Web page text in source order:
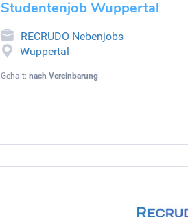
Studentenjob Wuppertal
RECRUDO Nebenjobs
Wuppertal
Gehalt: nach Vereinbarung